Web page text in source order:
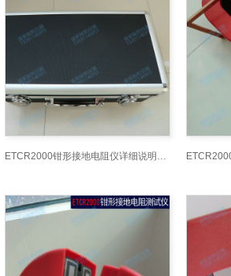
ETCR2000钳形接地电阻仪详细说明书_3